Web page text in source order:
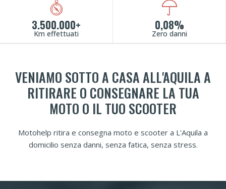
3.500.000+
Km effettuati
0,08%
Zero danni
VENIAMO SOTTO A CASA ALL'AQUILA A
RITIRARE O CONSEGNARE LA TUA
MOTO O IL TUO SCOOTER
Motohelp ritira e consegna moto e scooter a L'Aquila a
domicilio senza danni, senza fatica, senza stress.